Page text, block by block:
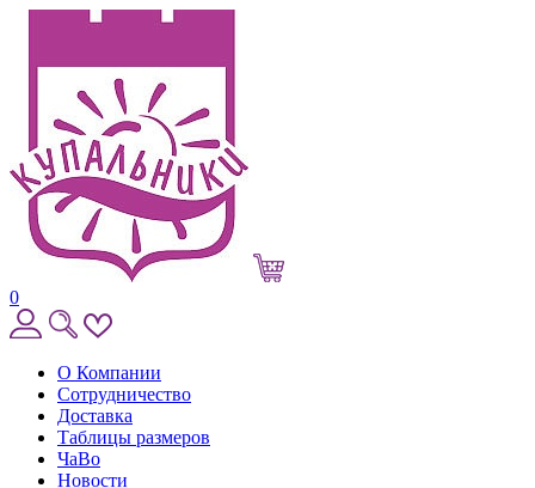
0
О Компании
Сотрудничество
Доставка
Таблицы размеров
ЧаВо
Новости